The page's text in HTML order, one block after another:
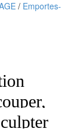
/ Emportes-